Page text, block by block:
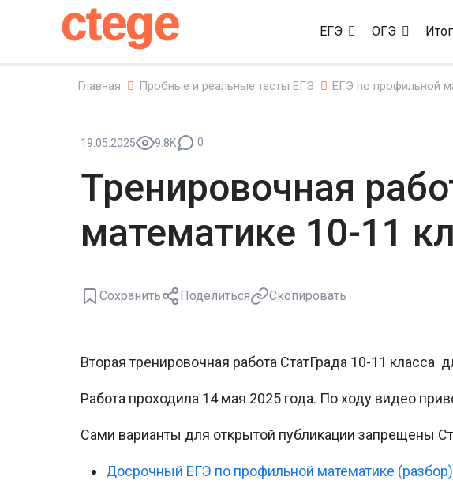
ctege ЕГЭ ОГЭ
Главная Пробные и реальные тесты ЕГЭ ЕГЭ по профильной
19.05.2025 9.8K 0
Тренировочная
математике 10-11
Сохранить Поделиться Скопировать
Вторая тренировочная работа СтатГрада 10-11
Работа проходила 14 мая 2025 года. По ходу видео
Сами варианты для открытой публикации запрещены
Досрочный ЕГЭ по профильной математике (разбор)